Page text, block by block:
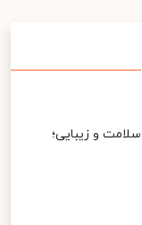
و زیبایی؛